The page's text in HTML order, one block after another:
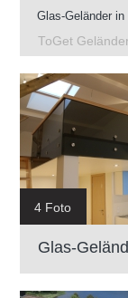
Glas-Geländer
ToGet
4 Foto
Glas-